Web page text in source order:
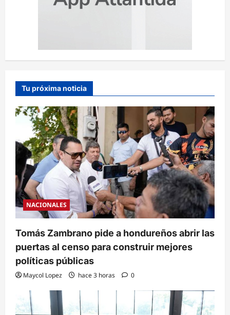
Tu próxima noticia
NACIONALES
Tomás Zambrano pide a hondureños abrir las
puertas al censo para construir mejores
políticas públicas
Maycol Lopez hace 3 horas 0